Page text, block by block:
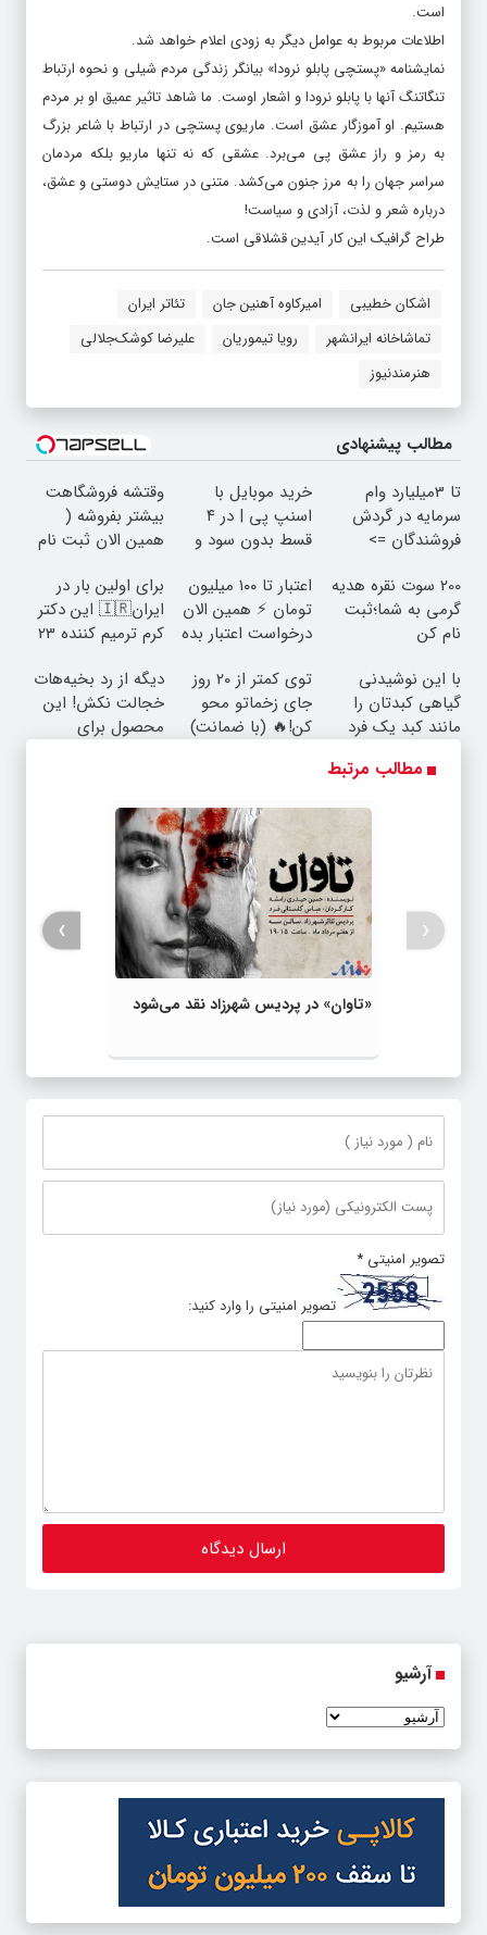
است.
اطلاعات مربوط به عوامل دیگر به زودی اعلام خواهد شد.
نمایشنامه «پستچی پابلو نرودا» بیانگر زندگی مردم شیلی و نحوه ارتباط
تنگاتنگ آنها با پابلو نرودا و اشعار اوست. ما شاهد تاثیر عمیق او بر مردم
هستیم. او آموزگار عشق است. ماریوی پستچی در ارتباط با شاعر بزرگ
به رمز و راز عشق پی می‌برد. عشقی که نه تنها ماریو بلکه مردمان
سراسر جهان را به مرز جنون می‌کشد. متنی در ستایش دوستی و عشق،
درباره شعر و لذت، آزادی و سیاست!
طراح گرافیک این کار آیدین قشلاقی است.
اشکان خطیبی امیرکاوه آهنین جان
تئاتر ایران
تماشاخانه ایرانشهر
رویا تیموریان
علیرضا کوشک‌جلالی
هنرمندنیوز
مطالب پیشنهادی
تا 3میلیارد وام
سرمایه در گردش
فروشندگان =>
کن
خرید موبایل با
اسنپ پی | در ۴
قسط بدون سود و
وقتشه فروشگاهت
بیشتر بفروشه (
همین الان ثبت نام
200 سوت نقره هدیه
گرمی به شما؛ثبت
نام کن
اعتبار تا ۱۰۰ میلیون
تومان ⚡ همین الان
درخواست اعتبار بده
برای اولین بار در
ایران🇮🇷 این دکتر
کرم ترمیم کننده 23
با این نوشیدنی
گیاهی کبدتان را
مانند کبد یک فرد
توی کمتر از 20 روز
جای زخماتو محو
کن!🔥 (با ضمانت)
دیگه از رد بخیه‌هات
خجالت نکش! این
محصول برای
مطالب مرتبط
«تاوان» در پردیس شهرزاد نقد می‌شود
‹
›
تصویر امنیتی *
تصویر امنیتی را وارد کنید:
آرشیو